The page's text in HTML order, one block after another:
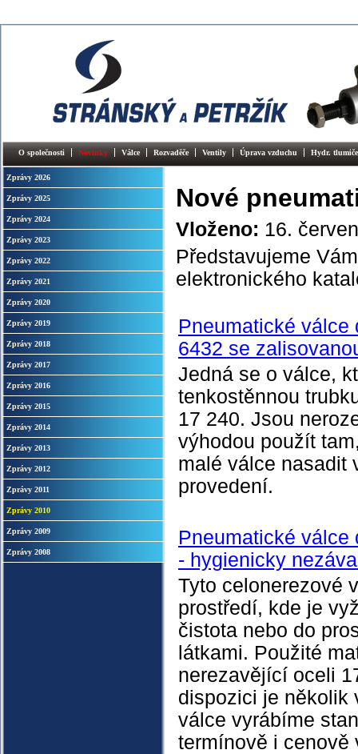
O společnosti Novinky Válce Rozvaděče Ventily Úprava vzduchu Hydr.
Zprávy 2026
Zprávy 2025
Zprávy 2024
Zprávy 2023
Zprávy 2022
Zprávy 2021
Zprávy 2020
Zprávy 2019
Zprávy 2018
Zprávy 2017
Zprávy 2016
Zprávy 2015
Zprávy 2014
Zprávy 2013
Zprávy 2012
Zprávy 2011
Zprávy 2010
Zprávy 2009
Zprávy 2008
Nové
Vloženo: 16.
Představujeme
elektronického
Pneumatické válce
6432 se
Jedná se o válce,
tenkostěnnou
17 240. Jsou
výhodou použít
malé válce nasadit
provedení.
Pneumatické válce
- hygienicky
Tyto celonerezové
prostředí, kde je
čistota nebo do
látkami. Použité
nerezavějící oceli
dispozici je několik
válce vyrábíme
termínově i cenově